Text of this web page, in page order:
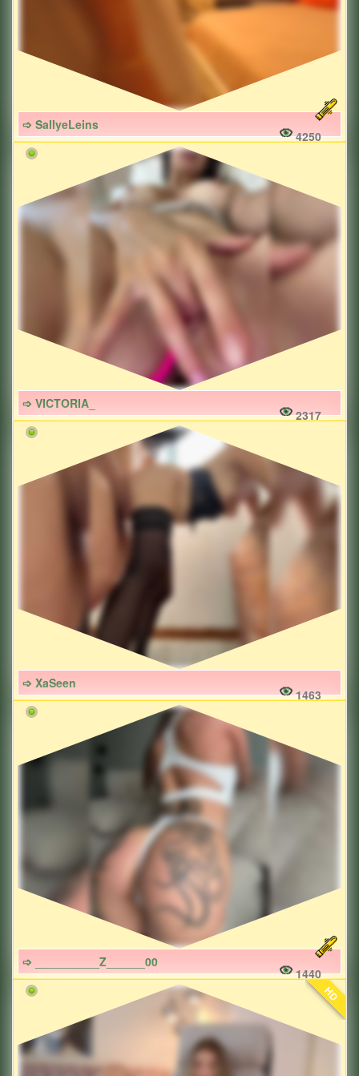
➩ SallyeLeins
4250
➩ VICTORIA_
2317
➩ XaSeen
1463
➩ __________Z______00
1440
HD